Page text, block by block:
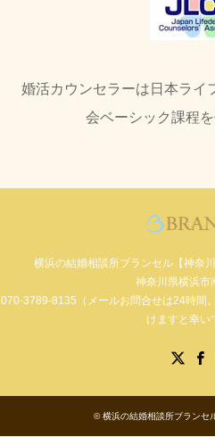
婚活カウンセラーは日本ライ
会ベーシック課程を
横浜の結婚相談所ブランセル【神奈
神奈川県横浜市
070-3789-8135（メールお問合せは24時間
けますと幸い
©横浜の結婚相談所ブランセ